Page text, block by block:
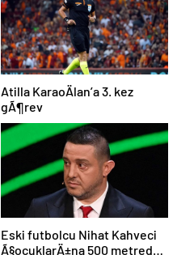
Atilla KaraoÄlan’a 3. kez
gÃ¶rev
Eski futbolcu Nihat Kahveci
Ã§ocuklarÄ±na 500 metreden